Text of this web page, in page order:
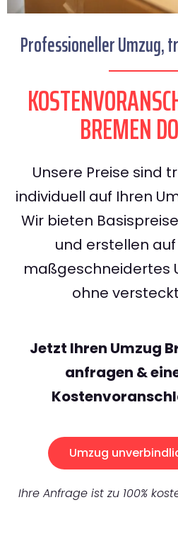
Professioneller Umzug,
BREMEN
Unsere Preise sind
individuell auf Ihren
Wir bieten
und erstellen
maßgeschneidertes
ohne
Jetzt Ihren Umzug
anfragen &
Umzug
Ihre Anfrage ist zu 100%